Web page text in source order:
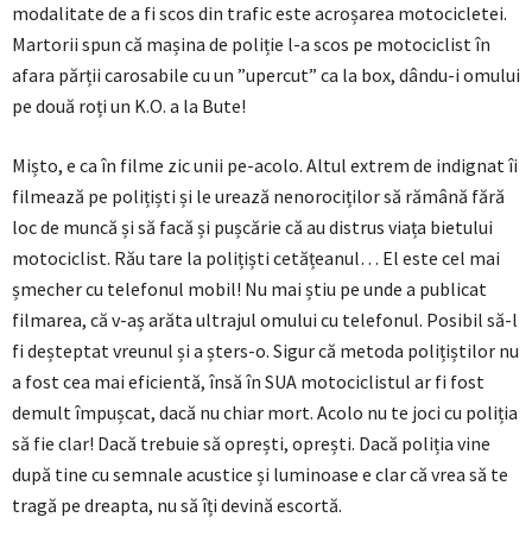
modalitate de a fi scos din trafic este acroșarea motocicletei.
Martorii spun că mașina de poliție l-a scos pe motociclist în
afara părții carosabile cu un ”upercut” ca la box, dându-i omului
pe două roți un K.O. a la Bute!
Mișto, e ca în filme zic unii pe-acolo. Altul extrem de indignat îi
filmează pe polițiști și le urează nenorociților să rămână fără
loc de muncă și să facă și pușcărie că au distrus viața bietului
motociclist. Rău tare la polițiști cetățeanul… El este cel mai
șmecher cu telefonul mobil! Nu mai știu pe unde a publicat
filmarea, că v-aș arăta ultrajul omului cu telefonul. Posibil să-l
fi deșteptat vreunul și a șters-o. Sigur că metoda polițiștilor nu
a fost cea mai eficientă, însă în SUA motociclistul ar fi fost
demult împușcat, dacă nu chiar mort. Acolo nu te joci cu poliția
să fie clar! Dacă trebuie să oprești, oprești. Dacă poliția vine
după tine cu semnale acustice și luminoase e clar că vrea să te
tragă pe dreapta, nu să îți devină escortă.